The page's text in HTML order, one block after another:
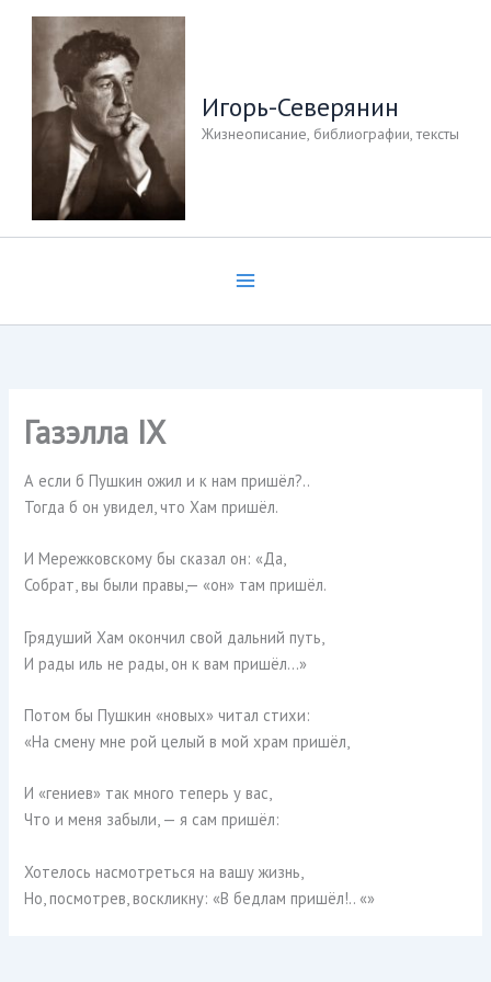
Перейти
содержимому
Игорь-Северянин
Жизнеописание, библиографии, тексты
Газэлла IX
А если б Пушкин ожил и к нам пришёл?..
Тогда б он увидел, что Хам пришёл.
И Мережковскому бы сказал он: «Да,
Собрат, вы были правы,— «он» там пришёл.
Грядуший Хам окончил свой дальний путь,
И рады иль не рады, он к вам пришёл…»
Потом бы Пушкин «новых» читал стихи:
«На смену мне рой целый в мой храм пришёл,
И «гениев» так много теперь у вас,
Что и меня забыли, — я сам пришёл:
Хотелось насмотреться на вашу жизнь,
Но, посмотрев, воскликну: «В бедлам пришёл!.. «»